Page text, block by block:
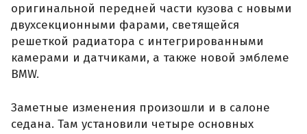
оригинальной передней части кузова с новыми
двухсекционными фарами, светящейся
решеткой радиатора с интегрированными
камерами и датчиками, а также новой эмблеме
BMW.
Заметные изменения произошли и в салоне
седана. Там установили четыре основных